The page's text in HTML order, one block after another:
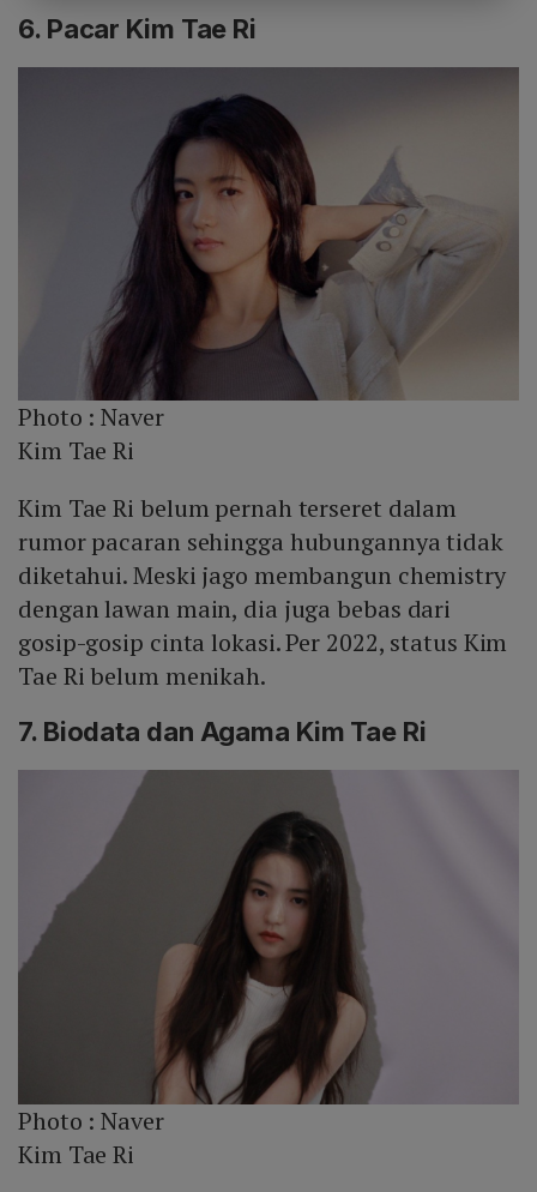
6. Pacar Kim Tae Ri
Photo :Naver
Kim Tae Ri
Kim Tae Ri belum pernah terseret dalam
rumor pacaran sehingga hubungannya tidak
diketahui. Meski jago membangun chemistry
dengan lawan main, dia juga bebas dari
gosip-gosip cinta lokasi. Per 2022, status Kim
Tae Ri belum menikah.
7. Biodata dan Agama Kim Tae Ri
Photo :Naver
Kim Tae Ri